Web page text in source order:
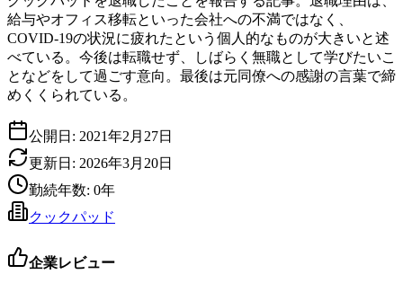
給与やオフィス移転といった会社への不満ではなく、
COVID-19の状況に疲れたという個人的なものが大きいと述
べている。今後は転職せず、しばらく無職として学びたいこ
となどをして過ごす意向。最後は元同僚への感謝の言葉で締
めくくられている。
公開日: 2021年2月27日
更新日: 2026年3月20日
勤続年数: 0年
クックパッド
企業レビュー